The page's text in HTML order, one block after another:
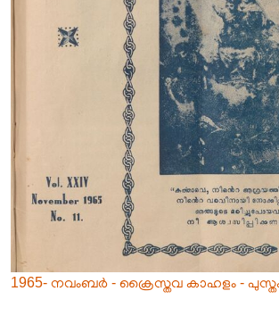
1965- നവംബർ - ക്രൈസ്തവ കാഹളം -